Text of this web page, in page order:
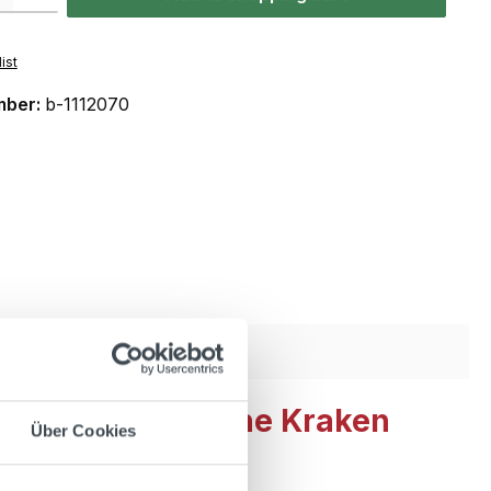
Über Cookies
b-1112070
40% Vol. + The Kraken